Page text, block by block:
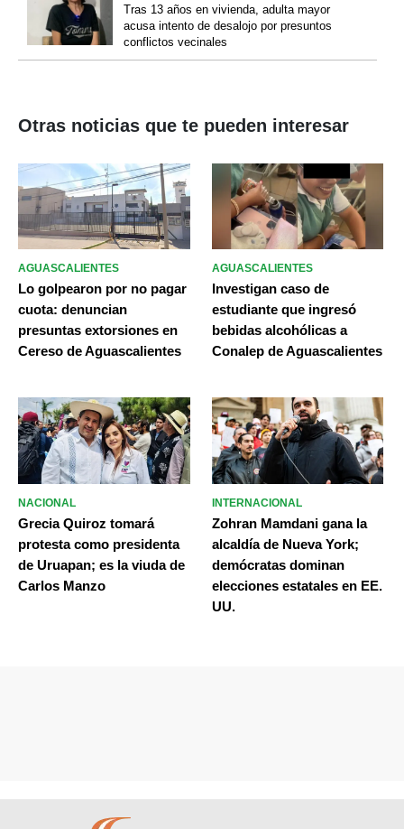
Tras 13 años en vivienda, adulta mayor
acusa intento de desalojo por presuntos
conflictos vecinales
Otras noticias que te pueden interesar
AGUASCALIENTES
Lo golpearon por no pagar
cuota: denuncian
presuntas extorsiones en
Cereso de Aguascalientes
AGUASCALIENTES
Investigan caso de
estudiante que ingresó
bebidas alcohólicas a
Conalep de Aguascalientes
NACIONAL
Grecia Quiroz tomará
protesta como presidenta
de Uruapan; es la viuda de
Carlos Manzo
INTERNACIONAL
Zohran Mamdani gana la
alcaldía de Nueva York;
demócratas dominan
elecciones estatales en EE.
UU.